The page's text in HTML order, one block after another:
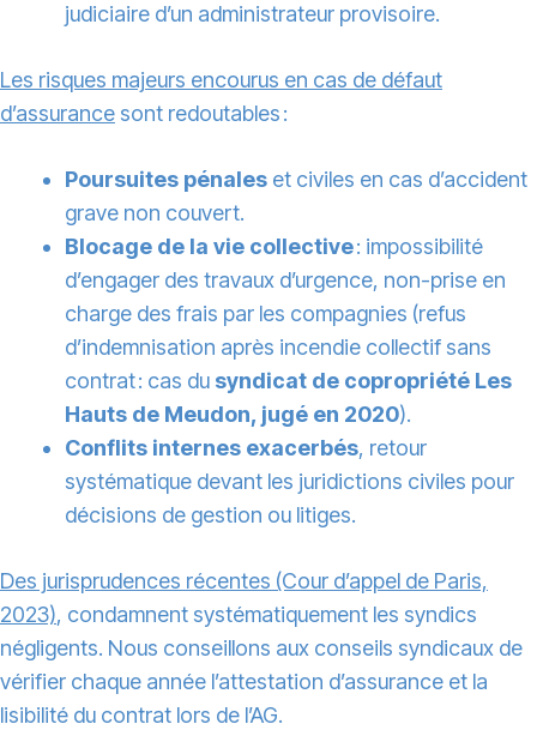
judiciaire d’un administrateur provisoire.
Les risques majeurs encourus en cas de défaut
d’assurance sont redoutables :
Poursuites pénales et civiles en cas d’accident
grave non couvert.
Blocage de la vie collective: impossibilité
d’engager des travaux d’urgence, non-prise en
charge des frais par les compagnies (refus
d’indemnisation après incendie collectif sans
contrat : cas du syndicat de copropriété Les
Hauts de Meudon, jugé en 2020).
Conflits internes exacerbés, retour
systématique devant les juridictions civiles pour
décisions de gestion ou litiges.
Des jurisprudences récentes (Cour d’appel de Paris,
2023), condamnent systématiquement les syndics
négligents. Nous conseillons aux conseils syndicaux de
vérifier chaque année l’attestation d’assurance et la
lisibilité du contrat lors de l’AG.